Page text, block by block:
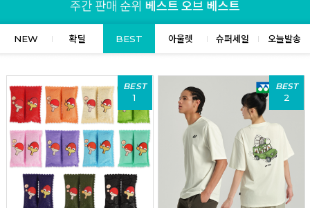
NEW 확딜 BEST 아울렛 슈퍼세일 오늘발송
BEST
1
BEST
2